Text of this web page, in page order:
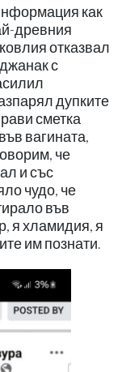
как
древния
отказвал
с
дупките
сметка
вагината,
че
и със
чудо, че
във
я хламидия, я
им познати.